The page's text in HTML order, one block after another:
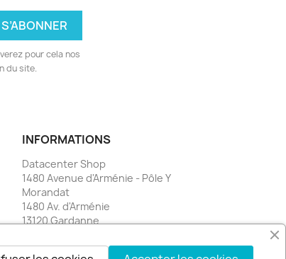
pour cela nos
du site.
INFORMATIONS
Datacenter Shop
1480 Avenue d'Arménie - Pôle Y
Morandat
1480 Av. d'Arménie
13120 Gardanne
Envoyez-nous un e-mail :